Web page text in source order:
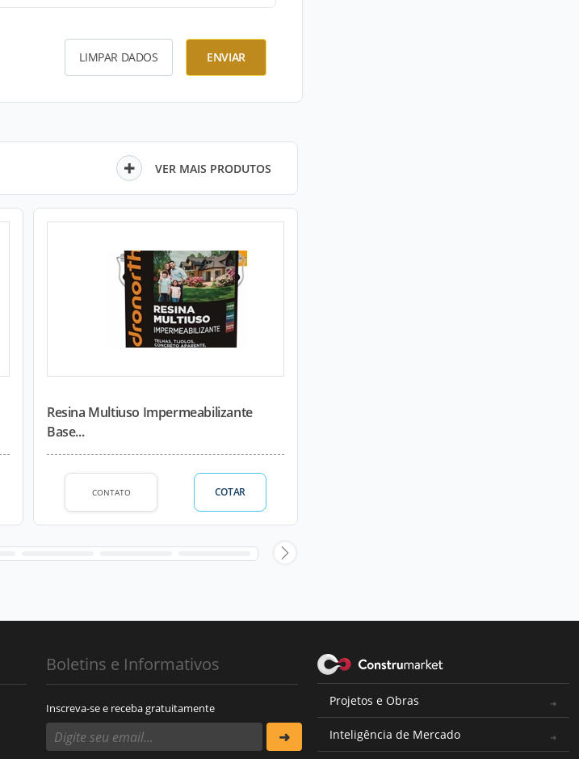
LIMPAR DADOS ENVIAR
VER MAIS PRODUTOS
Resina Multiuso Impermeabilizante
Base...
CONTATO COTAR
Boletins e Informativos
Inscreva-se e receba gratuitamente
Projetos e Obras
Inteligência de Mercado